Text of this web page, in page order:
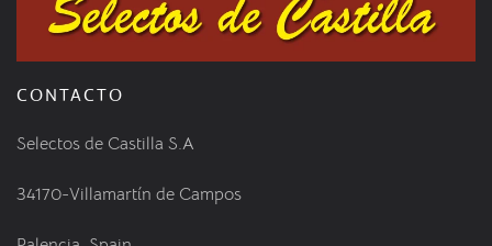
CONTACTO
Selectos de Castilla S.A
34170-Villamartín de Campos